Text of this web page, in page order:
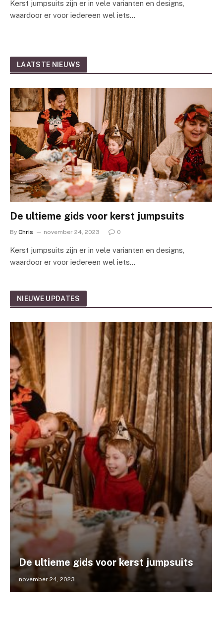
Kerst jumpsuits zijn er in vele varianten en designs,
waardoor er voor iedereen wel iets…
LAATSTE NIEUWS
De ultieme gids voor kerst jumpsuits
By Chris november 24, 2023 0
Kerst jumpsuits zijn er in vele varianten en designs,
waardoor er voor iedereen wel iets…
NIEUWE UPDATES
De ultieme gids voor kerst jumpsuits
november 24, 2023